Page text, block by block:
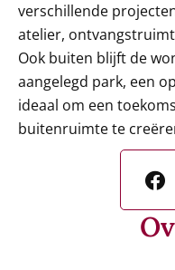
verschillende
atelier,
Ook buiten blijft de
aangelegd park, een
ideaal om een
buitenruimte te